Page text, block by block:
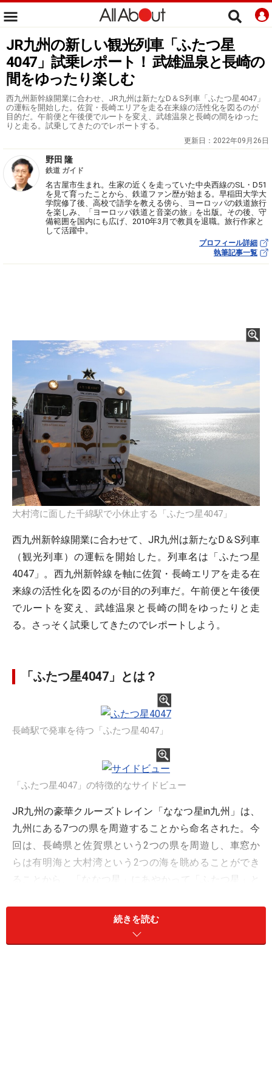
JR九州の新しい観光列車「ふたつ星
4047」試乗レポート！ 武雄温泉と長崎の
間をゆったり楽しむ
西九州新幹線開業に合わせ、JR九州は新たなD＆S列車「ふたつ星4047」
の運転を開始した。佐賀・長崎エリアを走る在来線の活性化を図るのが
目的だ。午前便と午後便でルートを変え、武雄温泉と長崎の間をゆった
りと走る。試乗してきたのでレポートする。
更新日： 2022年09月26日
野田 隆
鉄道 ガイド
名古屋市生まれ。生家の近くを走っていた中央西線のSL・D51
を見て育ったことから、鉄道ファン歴が始まる。早稲田大学大
学院修了後、高校で語学を教える傍ら、ヨーロッパの鉄道旅行
を楽しみ、「ヨーロッパ鉄道と音楽の旅」を出版。その後、守
備範囲を国内にも広げ、2010年3月で教員を退職。旅行作家と
して活躍中。
プロフィール詳細
執筆記事一覧
大村湾に面した千綿駅で小休止する「ふたつ星4047」
西九州新幹線開業に合わせて、JR九州は新たなD＆S列車
（観光列車）の運転を開始した。列車名は「ふたつ星
4047」。西九州新幹線を軸に佐賀・長崎エリアを走る在
来線の活性化を図るのが目的の列車だ。午前便と午後便
でルートを変え、武雄温泉と長崎の間をゆったりと走
る。さっそく試乗してきたのでレポートしよう。
「ふたつ星4047」とは？
長崎駅で発車を待つ「ふたつ星4047」
「ふたつ星4047」の特徴的なサイドビュー
JR九州の豪華クルーズトレイン「ななつ星in九州」は、
九州にある7つの県を周遊することから命名された。今
回は、長崎県と佐賀県という2つの県を周遊し、車窓か
らは有明海と大村湾という2つの海を眺めることができ
ることから、「ななつ星」にあやかって「ふたつ星」と
4047とは、使用される車両がキハ40およびキハ47という
2種類のディーゼルカーであることに由来する。読み方
続きを読む